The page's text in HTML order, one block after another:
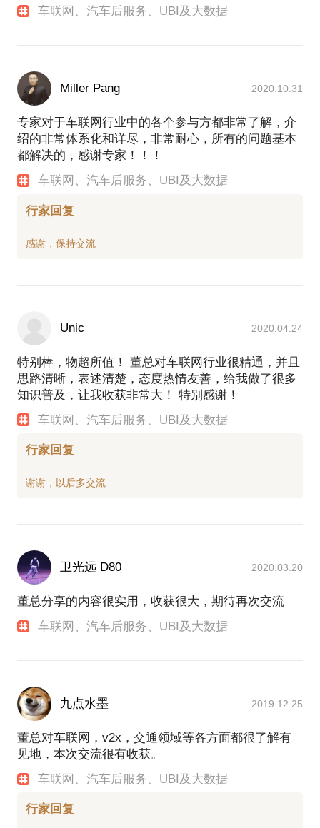
目后续推进工作。
2020年6月，在上海银基担任首席业务架构师和生态
运营负责人，负责数字钥匙业务的生态建设推广和业
务运营。
车联网、汽车后服务、UBI及大数据
Miller Pang 2020.10.31
专家对于车联网行业中的各个参与方都非常了解，介
绍的非常体系化和详尽，非常耐心，所有的问题基本
都解决的，感谢专家！！！
车联网、汽车后服务、UBI及大数据
行家回复
Unic 2020.04.24
特别棒，物超所值！ 董总对车联网行业很精通，并且
思路清晰，表述清楚，态度热情友善，给我做了很多
知识普及，让我收获非常大！ 特别感谢！
车联网、汽车后服务、UBI及大数据
行家回复
卫光远 D80 2020.03.20
董总分享的内容很实用，收获很大，期待再次交流
车联网、汽车后服务、UBI及大数据
九点水墨 2019.12.25
董总对车联网，v2x，交通领域等各方面都很了解有
见地，本次交流很有收获。
车联网、汽车后服务、UBI及大数据
行家回复